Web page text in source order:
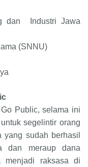
dan Industri Jawa
(SNNU)
Public, selama ini
segelintir orang
sudah berhasil
dan meraup dana
menjadi raksasa di